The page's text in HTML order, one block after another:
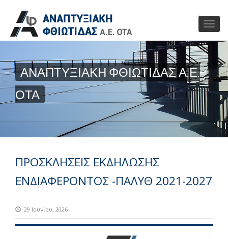
ΑΝΑΠΤΥΞΙΑΚΗ ΦΘΙΩΤΙΔΑΣ Α.Ε.
ΟΤΑ
ΠΡΟΣΚΛΗΣΕΙΣ ΕΚΔΗΛΩΣΗΣ
ΕΝΔΙΑΦΕΡΟΝΤΟΣ -ΠΑΛΥΘ 2021-2027
29 Ιουνίου, 2026